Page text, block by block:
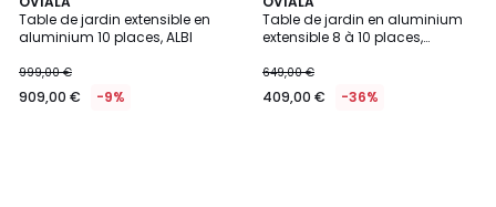
Table de jardin extensible en
aluminium 10 places, ALBI
999,00 €
909,00 € -9%
Table de jardin en aluminium
extensible 8 à 10 places,
649,00 €
409,00 € -36%